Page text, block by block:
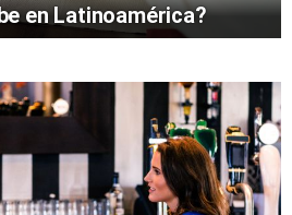
en Latinoamérica?